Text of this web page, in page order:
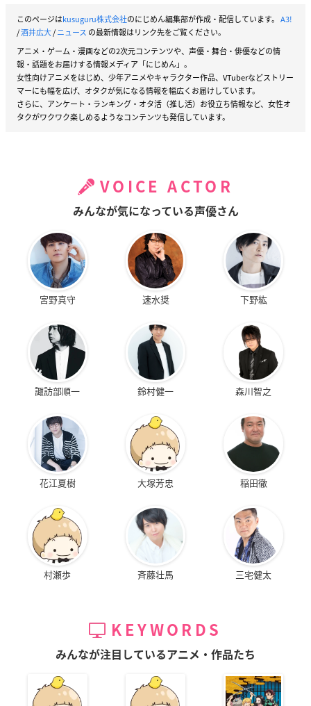
このページはkusuguru株式会社のにじめん編集部が作成・配信しています。 A3!
/酒井広大/ニュース の最新情報はリンク先をご覧ください。
アニメ・ゲーム・漫画などの2次元コンテンツや、声優・舞台・俳優などの情
報・話題をお届けする情報メディア「にじめん」。
女性向けアニメをはじめ、少年アニメやキャラクター作品、VTuberなどストリー
マーにも幅を広げ、オタクが気になる情報を幅広くお届けしています。
さらに、アンケート・ランキング・オタ活（推し活）お役立ち情報など、女性オ
タクがワクワク楽しめるようなコンテンツも発信しています。
VOICE ACTOR
みんなが気になっている声優さん
宮野真守 速水奨 下野紘
諏訪部順一 鈴村健一 森川智之
花江夏樹 大塚芳忠 稲田徹
村瀬歩 斉藤壮馬 三宅健太
KEYWORDS
みんなが注目しているアニメ・作品たち